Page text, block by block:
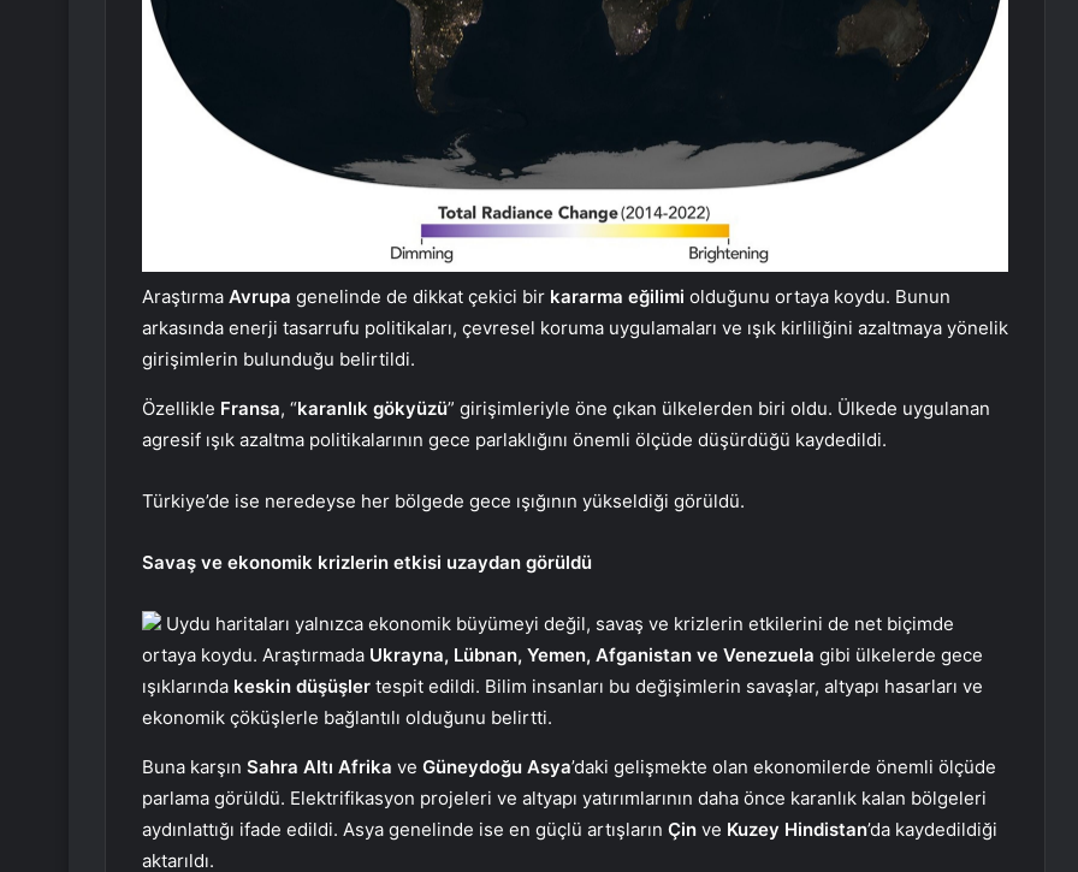
Araştırma Avrupa genelinde de dikkat çekici bir kararma eğilimi olduğunu ortaya koydu. Bunun
arkasında enerji tasarrufu politikaları, çevresel koruma uygulamaları ve ışık kirliliğini azaltmaya yönelik
girişimlerin bulunduğu belirtildi.
Özellikle Fransa, “karanlık gökyüzü” girişimleriyle öne çıkan ülkelerden biri oldu. Ülkede uygulanan
agresif ışık azaltma politikalarının gece parlaklığını önemli ölçüde düşürdüğü kaydedildi.
Türkiye’de ise neredeyse her bölgede gece ışığının yükseldiği görüldü.
Savaş ve ekonomik krizlerin etkisi uzaydan görüldü
Uydu haritaları yalnızca ekonomik büyümeyi değil, savaş ve krizlerin etkilerini de net biçimde
ortaya koydu. Araştırmada Ukrayna, Lübnan, Yemen, Afganistan ve Venezuela gibi ülkelerde gece
ışıklarında keskin düşüşler tespit edildi. Bilim insanları bu değişimlerin savaşlar, altyapı hasarları ve
ekonomik çöküşlerle bağlantılı olduğunu belirtti.
Buna karşın Sahra Altı Afrika ve Güneydoğu Asya’daki gelişmekte olan ekonomilerde önemli ölçüde
parlama görüldü. Elektrifikasyon projeleri ve altyapı yatırımlarının daha önce karanlık kalan bölgeleri
aydınlattığı ifade edildi. Asya genelinde ise en güçlü artışların Çin ve Kuzey Hindistan’da kaydedildiği
aktarıldı.